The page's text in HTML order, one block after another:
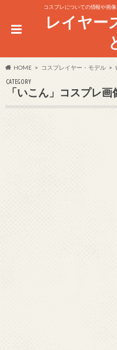
コスプレについての情報や画
レイヤー
HOME コスプレイヤー・モデル
CATEGORY
「いこん」コスプレ